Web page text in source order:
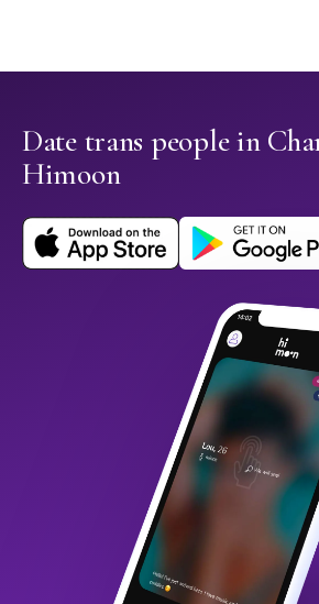
Date trans people in
Himoon